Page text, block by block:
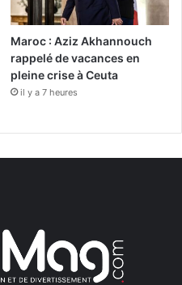
Maroc : Aziz Akhannouch
rappelé de vacances en
pleine crise à Ceuta
il y a 7 heures